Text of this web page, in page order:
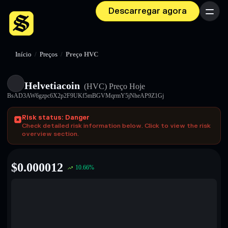
Descarregar agora Menu
Início / Preços / Preço HVC
Helvetiacoin (HVC) Preço Hoje
BsAD3AW6gzpc6X2p2F9UKf5mBGVMqrmY5jNheAP9Z1Gj
Risk status: Danger
Check detailed risk information below. Click to view the risk
overview section.
$0.000012 10.66%